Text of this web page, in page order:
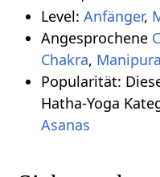
Level: Anfänger,
Angesprochene
Chakra,
Popularität:
Hatha-Yoga
Asanas